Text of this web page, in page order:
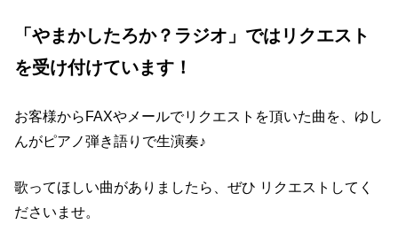
「やまかしたろか？ラジオ」ではリクエスト
を受け付けています！
お客様からFAXやメールでリクエストを頂いた曲を、ゆし
んがピアノ弾き語りで生演奏♪
歌ってほしい曲がありましたら、ぜひ リクエストしてく
ださいませ。